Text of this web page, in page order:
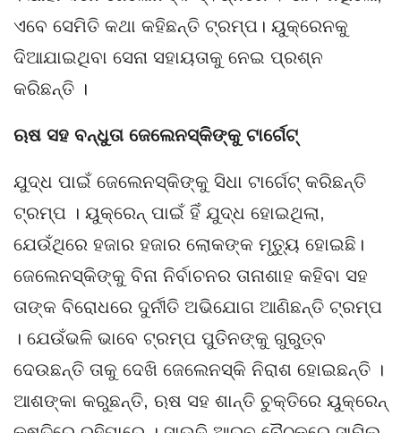
ଏବେ ସେମିତି କଥା କହିଛନ୍ତି ଟ୍ରମ୍ପ। ୟୁକ୍ରେନକୁ
ଦିଆଯାଇଥିବା ସେନା ସହାୟତାକୁ ନେଇ ପ୍ରଶ୍ନ
କରିଛନ୍ତି ।
ଋଷ ସହ ବନ୍ଧୁତା ଜେଲେନସ୍କିଙ୍କୁ ଟାର୍ଗେଟ୍
ଯୁଦ୍ଧ ପାଇଁ ଜେଲେନସ୍କିଙ୍କୁ ସିଧା ଟାର୍ଗେଟ୍ କରିଛନ୍ତି
ଟ୍ରମ୍ପ । ୟୁକ୍ରେନ୍ ପାଇଁ ହିଁ ଯୁଦ୍ଧ ହୋଇଥିଲା,
ଯେଉଁଥିରେ ହଜାର ହଜାର ଲୋକଙ୍କ ମୃତ୍ୟୁ ହୋଇଛି।
ଜେଲେନସ୍କିଙ୍କୁ ବିନା ନିର୍ବାଚନର ତାନାଶାହ କହିବା ସହ
ତାଙ୍କ ବିରୋଧରେ ଦୁର୍ନୀତି ଅଭିଯୋଗ ଆଣିଛନ୍ତି ଟ୍ରମ୍ପ
। ଯେଉଁଭଳି ଭାବେ ଟ୍ରମ୍ପ ପୁତିନଙ୍କୁ ଗୁରୁତ୍ବ
ଦେଉଛନ୍ତି ତାକୁ ଦେଖି ଜେଲେନସ୍କି ନିରାଶ ହୋଇଛନ୍ତି ।
ଆଶଙ୍କା କରୁଛନ୍ତି, ଋଷ ସହ ଶାନ୍ତି ଚୁକ୍ତିରେ ୟୁକ୍ରେନ୍